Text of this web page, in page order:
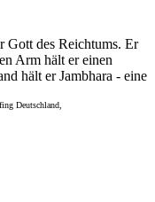
Gott des Reichtums. Er
Arm hält er einen
hält er Jambhara - eine
Deutschland,